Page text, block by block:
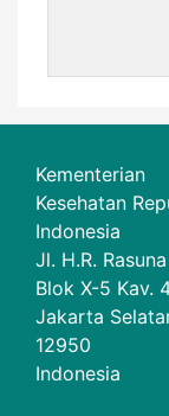
Kementerian
Kesehatan
Indonesia
Jl. H.R.
Blok X-5 Kav.
Jakarta
12950
Indonesia